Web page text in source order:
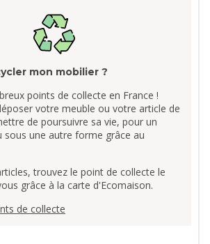
mon mobilier ?
points de collecte en France !
votre meuble ou votre article de
de poursuivre sa vie, pour un
sous une autre forme grâce au
trouvez le point de collecte le
grâce à la carte d'Ecomaison.
de collecte